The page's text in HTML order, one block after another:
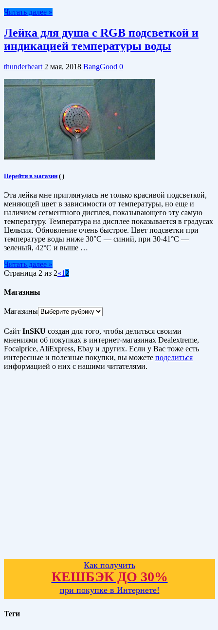
Читать далее »
Лейка для душа с RGB подсветкой и
индикацией температуры воды
thunderheart 2 мая, 2018 BangGood 0
Перейти в магазин ( )
Эта лейка мне приглянулась не только красивой подсветкой,
меняющей цвет в зависимости от температуры, но еще и
наличием сегментного дисплея, показывающего эту самую
температуру. Температура на дисплее показывается в градусах
Цельсия. Обновление очень быстрое. Цвет подсветки при
температуре воды ниже 30°C — синий, при 30-41°C —
зеленый, 42°C и выше …
Читать далее »
Страница 2 из 2«1 2
Магазины
Магазины
Сайт InSKU создан для того, чтобы делиться своими
мнениями об покупках в интернет-магазинах Dealextreme,
Focalprice, AliExpress, Ebay и других. Если у Вас тоже есть
интересные и полезные покупки, вы можете поделиться
информацией о них с нашими читателями.
Как получить
КЕШБЭК ДО 30%
при покупке в Интернете!
Теги